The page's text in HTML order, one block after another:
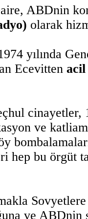
ABDnin
olarak
yılında
Ecevitten
cinayetler,
ve
hep bu örgüt
Sovyetlere
ve